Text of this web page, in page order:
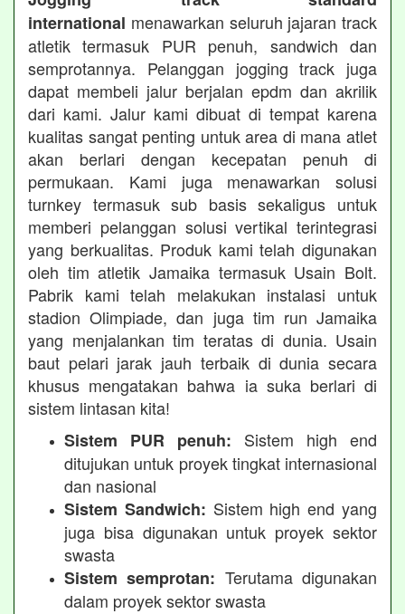
international menawarkan seluruh jajaran track
atletik termasuk PUR penuh, sandwich dan
semprotannya. Pelanggan jogging track juga
dapat membeli jalur berjalan epdm dan akrilik
dari kami. Jalur kami dibuat di tempat karena
kualitas sangat penting untuk area di mana atlet
akan berlari dengan kecepatan penuh di
permukaan. Kami juga menawarkan solusi
turnkey termasuk sub basis sekaligus untuk
memberi pelanggan solusi vertikal terintegrasi
yang berkualitas. Produk kami telah digunakan
oleh tim atletik Jamaika termasuk Usain Bolt.
Pabrik kami telah melakukan instalasi untuk
stadion Olimpiade, dan juga tim run Jamaika
yang menjalankan tim teratas di dunia. Usain
baut pelari jarak jauh terbaik di dunia secara
khusus mengatakan bahwa ia suka berlari di
sistem lintasan kita!
Sistem PUR penuh: Sistem high end
ditujukan untuk proyek tingkat internasional
dan nasional
Sistem Sandwich: Sistem high end yang
juga bisa digunakan untuk proyek sektor
swasta
Sistem semprotan: Terutama digunakan
dalam proyek sektor swasta